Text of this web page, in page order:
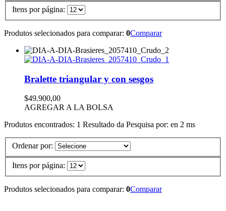
Itens por página:
Produtos selecionados para comparar: 0Comparar
Bralette triangular y con sesgos
$49.900,00
AGREGAR A LA BOLSA
Produtos encontrados: 1 Resultado da Pesquisa por: en 2 ms
Ordenar por:
Itens por página:
Produtos selecionados para comparar: 0Comparar